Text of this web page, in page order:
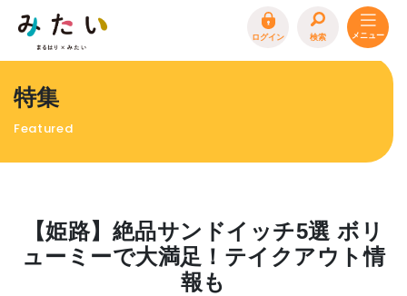
ログイン 検索
特集
エリア特集
お問合わせ
特集
Featured
【姫路】絶品サンドイッチ5選 ボリ
ューミーで大満足！テイクアウト情
報も